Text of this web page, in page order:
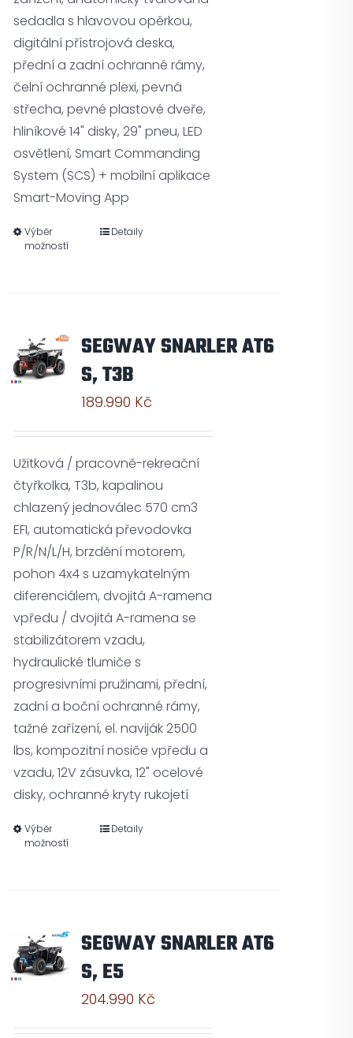
sedadla s hlavovou opěrkou,
digitální přístrojová deska,
přední a zadní ochranné rámy,
čelní ochranné plexi, pevná
střecha, pevné plastové dveře,
hliníkové 14" disky, 29" pneu, LED
osvětlení, Smart Commanding
System (SCS) + mobilní aplikace
Smart-Moving App
Výběr
možností
Detaily
SEGWAY SNARLER AT6
S, T3B
189.990 Kč
Užitková / pracovně-rekreační
čtyřkolka, T3b, kapalinou
chlazený jednoválec 570 cm3
EFI, automatická převodovka
P/R/N/L/H, brzdění motorem,
pohon 4x4 s uzamykatelným
diferenciálem, dvojitá A-ramena
vpředu / dvojitá A-ramena se
stabilizátorem vzadu,
hydraulické tlumiče s
progresivními pružinami, přední,
zadní a boční ochranné rámy,
tažné zařízení, el. naviják 2500
lbs, kompozitní nosiče vpředu a
vzadu, 12V zásuvka, 12" ocelové
disky, ochranné kryty rukojetí
Výběr
možností
Detaily
SEGWAY SNARLER AT6
S, E5
204.990 Kč